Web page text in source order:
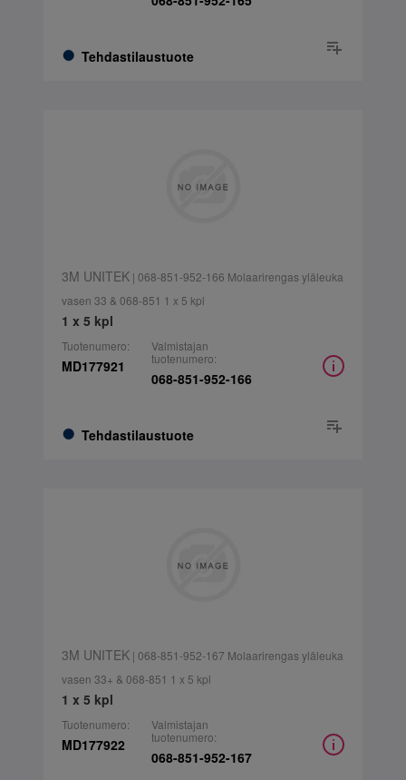
Tehdastilaustuote
3M UNITEK| 068-851-952-166 Molaarirengas yläleuka
vasen 33 & 068-851 1 x 5 kpl
1 x 5 kpl
Tuotenumero:
MD177921
Tehdastilaustuote
Valmistajan
tuotenumero:
068-851-952-166
3M UNITEK| 068-851-952-167 Molaarirengas yläleuka
vasen 33+ & 068-851 1 x 5 kpl
1 x 5 kpl
Tuotenumero:
MD177922
Valmistajan
tuotenumero:
068-851-952-167